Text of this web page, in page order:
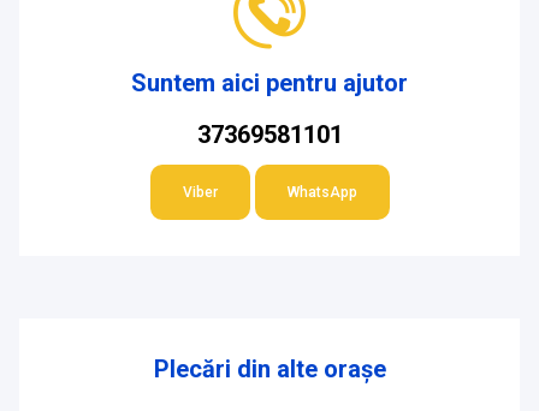
Suntem aici pentru ajutor
37369581101
Viber WhatsApp
Plecări din alte orașe